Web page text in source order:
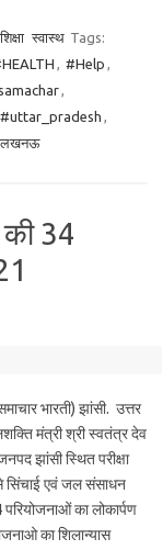
शिक्षा स्वास्थ Tags:
, #Help ,
,
#uttar_pradesh ,
लखनऊ
34
समाचार भारती) झांसी. उत्तर
मंत्री श्री स्वतंत्र देव
झांसी स्थित परीक्षा
सिंचाई एवं जल संसाधन
परियोजनाओं का लोकार्पण
का शिलान्यास